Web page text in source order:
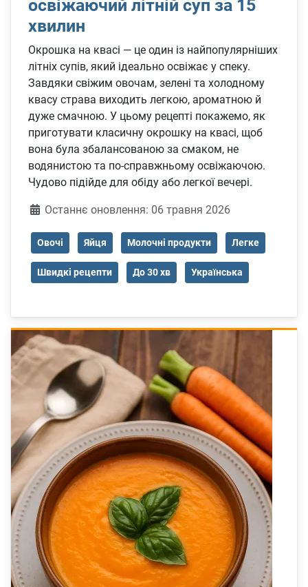
освіжаючий літній суп за 15
хвилин
Окрошка на квасі — це один із найпопулярніших
літніх супів, який ідеально освіжає у спеку.
Завдяки свіжим овочам, зелені та холодному
квасу страва виходить легкою, ароматною й
дуже смачною. У цьому рецепті покажемо, як
приготувати класичну окрошку на квасі, щоб
вона була збалансованою за смаком, не
водянистою та по-справжньому освіжаючою.
Чудово підійде для обіду або легкої вечері.
ДеталіОстаннє оновлення: 06 травня 2026
Овочі Яйця Молочні продукти Легке
Швидкі рецепти До 30 хв Українська